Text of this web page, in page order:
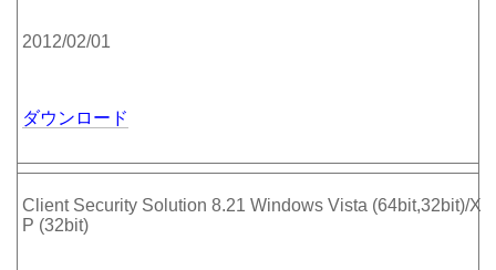
2012/02/01
ダウンロード
Client Security Solution 8.21 Windows Vista (64bit,32bit)/X
P (32bit)